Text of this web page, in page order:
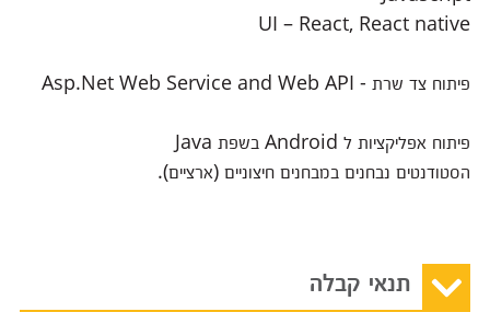
UI – React, React native
פיתוח צד שרת - Asp.Net Web Service and Web API
פיתוח אפליקציות ל Android בשפת Java
הסטודנטים נבחנים במבחנים חיצוניים (ארציים).
תנאי קבלה